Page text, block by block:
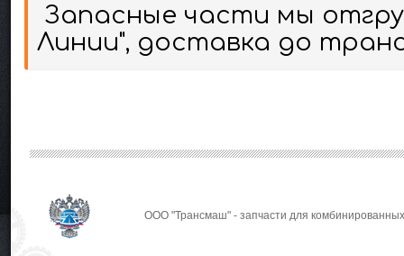
Запасные части мы
Линии", доставка до
ООО "Трансмаш" - запчасти для